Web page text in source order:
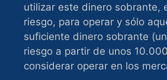
utilizar este dinero sobrante,
riesgo, para operar y sólo
suficiente dinero sobrante
riesgo a partir de unos
considerar operar en los